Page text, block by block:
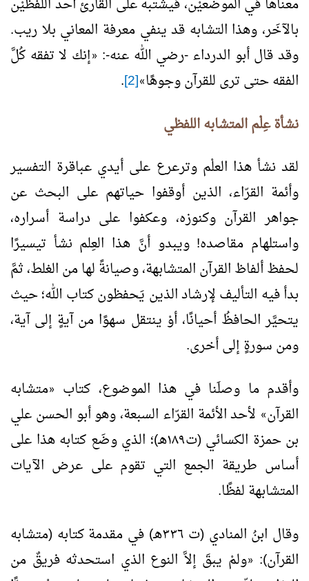
معناها في الموضعيْن، فيشتبه على القارئ أحد اللفظيْن
بالآخَر، وهذا التشابه قد ينفي معرفة المعاني بلا ريب.
وقد قال أبو الدرداء -رضي الله عنه-: «إنك لا تفقه كُلَّ
الفقه حتى ترى للقرآن وجوهًا»
[2]
.
نشأة عِلْم المتشابه اللفظي
لقد نشأ هذا العلْم وترعرع على أيدي عباقرة التفسير
وأئمة القرّاء، الذين أوقفوا حياتهم على البحث عن
جواهر القرآن وكنوزه، وعكفوا على دراسة أسراره،
واستلهام مقاصده! ويبدو أنَّ هذا العِلم نشأ تيسيرًا
لحفظ ألفاظ القرآن المتشابهة، وصيانةً لها من الغلط، ثمَّ
بدأ فيه التأليف لإرشاد الذين يَحفظون كتاب الله؛ حيث
يتحيَّر الحافظُ أحيانًا، أوْ ينتقل سهوًا من آيةٍ إلى آية،
ومن سورةٍ إلى أخرى.
وأقدم ما وصلَنا في هذا الموضوع، كتاب
«متشابه
القرآن» لأحد الأئمة القرّاء السبعة، وهو أبو الحسن علي
بن حمزة الكسائي (ت١٨٩هـ)؛ الذي وضَع كتابه هذا على
أساس طريقة الجمع التي تقوم على عرض الآيات
المتشابهة لفظًا.
وقال ابنُ المنادي (ت ٣٣٦هـ) في مقدمة كتابه (متشابه
القرآن): «ولمْ يبقَ إلاَّ النوع الذي استحدثه فريقٌ من